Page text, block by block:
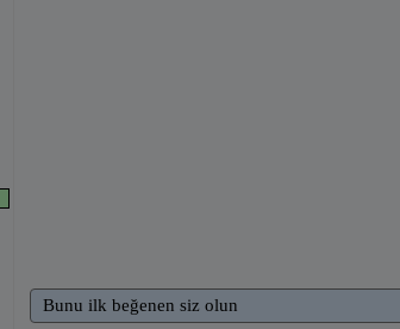
Bunu ilk beğenen siz olun